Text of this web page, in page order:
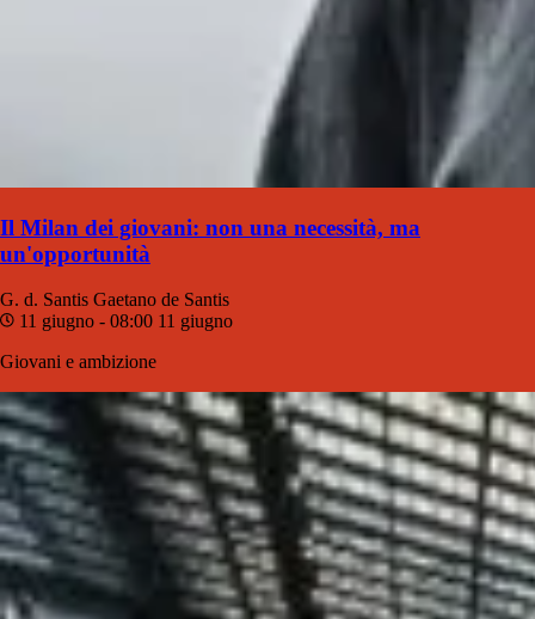
Il Milan dei giovani: non una necessità, ma
un'opportunità
G. d. Santis Gaetano de Santis
11 giugno - 08:00 11 giugno
Giovani e ambizione